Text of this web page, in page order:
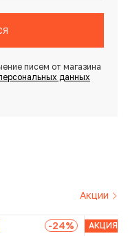
писем от магазина
данных
Акции
-24% АКЦИЯ